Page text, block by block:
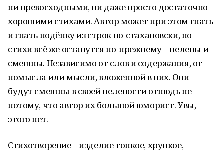
ни превосходными, ни даже просто достаточно
хорошими стихами. Автор может при этом гнать
и гнать подёнку из строк по-стахановски, но
стихи всё же останутся по-прежнему – нелепы и
смешны. Независимо от слов и содержания, от
помысла или мысли, вложенной в них. Они
будут смешны в своей нелепости отнюдь не
потому, что автор их большой юморист. Увы,
этого нет.
Стихотворение – изделие тонкое, хрупкое,